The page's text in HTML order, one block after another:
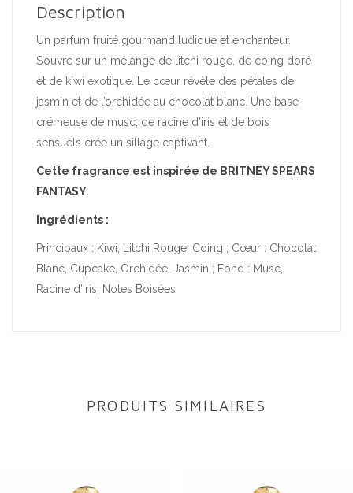
Description
Un parfum fruité gourmand ludique et enchanteur.
S’ouvre sur un mélange de litchi rouge, de coing doré
et de kiwi exotique. Le cœur révèle des pétales de
jasmin et de l’orchidée au chocolat blanc. Une base
crémeuse de musc, de racine d’iris et de bois
sensuels crée un sillage captivant.
Cette fragrance est inspirée de BRITNEY SPEARS
FANTASY.
Ingrédients :
Principaux : Kiwi, Litchi Rouge, Coing ; Cœur : Chocolat
Blanc, Cupcake, Orchidée, Jasmin ; Fond : Musc,
Racine d’Iris, Notes Boisées
PRODUITS SIMILAIRES